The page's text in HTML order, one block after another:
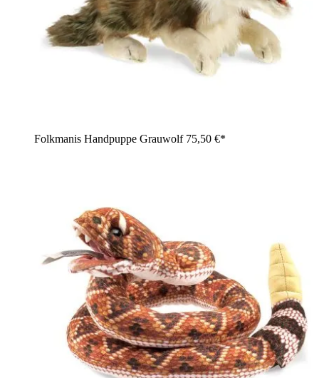
Folkmanis Handpuppe Grauwolf 75,50 €*